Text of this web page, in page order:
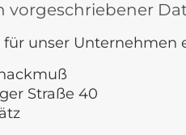
vorgeschriebener
unser Unternehmen
Straße 40